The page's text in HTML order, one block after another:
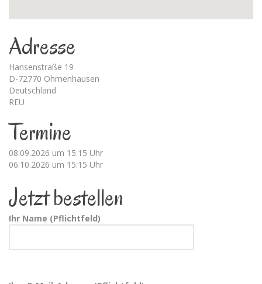
Adresse
Hansenstraße 19
D-72770 Ohmenhausen
Deutschland
REU
Termine
08.09.2026 um 15:15 Uhr
06.10.2026 um 15:15 Uhr
Jetzt bestellen
Ihr Name (Pflichtfeld)